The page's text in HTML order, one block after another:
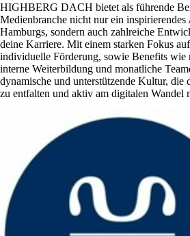
HIGHBERG DACH bietet als führende
Medienbranche nicht nur ein
Hamburgs, sondern auch zahlreiche
deine Karriere. Mit einem starken Fokus
individuelle Förderung, sowie Benefits
interne Weiterbildung und monatliche
dynamische und unterstützende Kultur, die
zu entfalten und aktiv am digitalen Wandel